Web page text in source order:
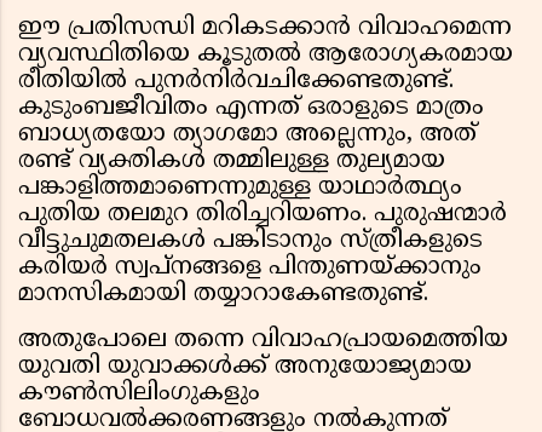
ഈ പ്രതിസന്ധി മറികടക്കാൻ വിവാഹമെന്ന
വ്യവസ്ഥിതിയെ കൂടുതൽ ആരോഗ്യകരമായ
രീതിയിൽ പുനർനിർവചിക്കേണ്ടതുണ്ട്.
കുടുംബജീവിതം എന്നത് ഒരാളുടെ മാത്രം
ബാധ്യതയോ ത്യാഗമോ അല്ലെന്നും, അത്
രണ്ട് വ്യക്തികൾ തമ്മിലുള്ള തുല്യമായ
പങ്കാളിത്തമാണെന്നുമുള്ള യാഥാർത്ഥ്യം
പുതിയ തലമുറ തിരിച്ചറിയണം. പുരുഷന്മാർ
വീട്ടുചുമതലകൾ പങ്കിടാനും സ്ത്രീകളുടെ
കരിയർ സ്വപ്നങ്ങളെ പിന്തുണയ്ക്കാനും
മാനസികമായി തയ്യാറാകേണ്ടതുണ്ട്.
അതുപോലെ തന്നെ വിവാഹപ്രായമെത്തിയ
യുവതി യുവാക്കൾക്ക് അനുയോജ്യമായ
കൗൺസിലിംഗുകളും
ബോധവൽക്കരണങ്ങളും നൽകുന്നത്